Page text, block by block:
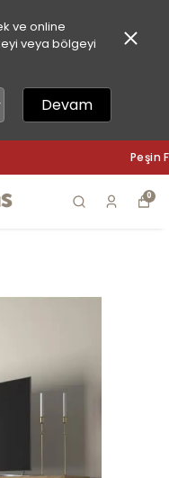
ve online
veya bölgeyi
Devam
İmkanı
0